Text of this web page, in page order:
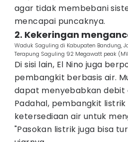
agar tidak membebani
mencapai puncaknya.
2. Kekeringan
Waduk Saguling di Kabupaten Bandung,
Terapung Saguling 92 Megawatt peak
Di sisi lain, El Nino juga
pembangkit berbasis air.
dapat menyebabkan debit
Padahal, pembangkit
ketersediaan air untuk
"Pasokan listrik juga bisa